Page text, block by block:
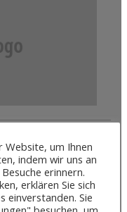
Website, um Ihnen
indem wir uns an
erinnern.
erklären Sie sich
einverstanden. Sie